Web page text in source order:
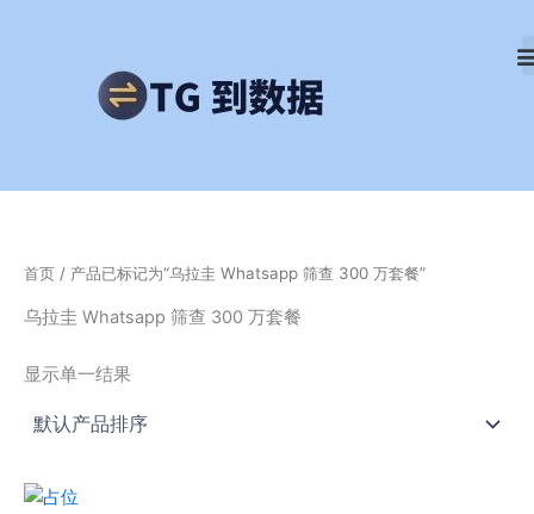
首页 / 产品已标记为“乌拉圭 Whatsapp 筛查 300 万套餐”
乌拉圭 Whatsapp 筛查 300 万套餐
显示单一结果